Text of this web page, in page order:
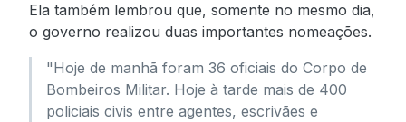
Ela também lembrou que, somente no mesmo dia,
o governo realizou duas importantes nomeações.
"Hoje de manhã foram 36 oficiais do Corpo de
Bombeiros Militar. Hoje à tarde mais de 400
policiais civis entre agentes, escrivães e